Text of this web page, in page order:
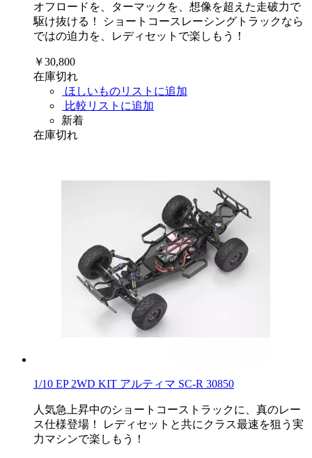
オフロードを、ターマックを、想像を超えた走破力で
駆け抜ける！ ショートコースレーシングトラックなら
ではの迫力を、レディセットで楽しもう！
￥30,800
在庫切れ
ほしいものリストに追加
比較リストに追加
新着
在庫切れ
1/10 EP 2WD KIT アルティマ SC-R 30850
人気急上昇中のショートコーストラックに、真のレー
ス仕様登場！ レディセットと共にクラス最速を狙う実
力マシンで楽しもう！